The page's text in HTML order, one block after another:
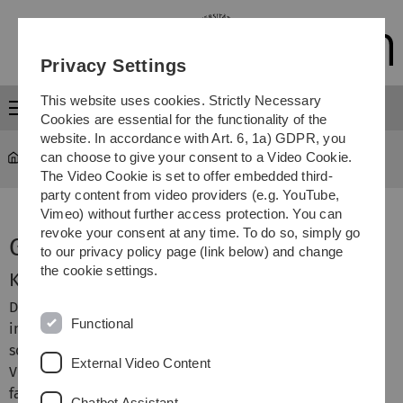
Skip
Skip
Skip
Skip
Menu
Centre for Teaching Development ... Gründergarage
Gründergarage
Kurze Zusammenfassung
Das Modul „Gründergarage“ ist ein interdisziplinäres und
innovatives Lernkonzept zur Förderung einer praxisnahen
sowie fach- und hochschulübergreifenden Lehre. Im
Vordergrund stehen nicht nur die Vermittlung von
fachlichen Inhalten zum unternehmerischen Denken und
Privacy Settings
This website uses cookies. Strictly Necessary
Cookies are essential for the functionality of the
website. In accordance with Art. 6, 1a) GDPR, you
can choose to give your consent to a Video Cookie.
The Video Cookie is set to offer embedded third-
party content from video providers (e.g. YouTube,
Vimeo) without further access protection. You can
revoke your consent at any time. To do so, simply go
to our privacy policy page (link below) and change
the cookie settings.
Functional
External Video Content